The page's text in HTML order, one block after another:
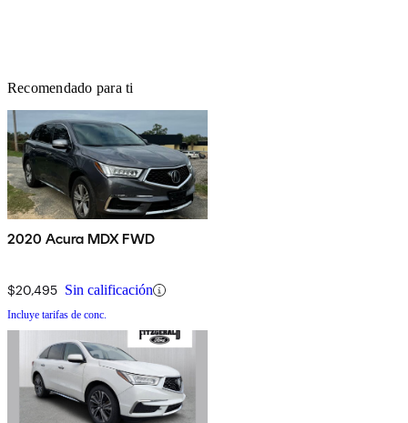
Recomendado para ti
2020 Acura MDX FWD
$20,495 Sin calificación
Incluye tarifas de conc.